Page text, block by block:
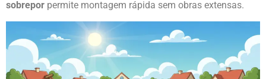
sobrepor permite montagem rápida sem obras extensas.